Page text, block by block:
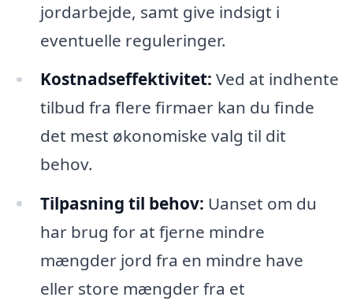
jordarbejde, samt give indsigt i
eventuelle reguleringer.
Kostnadseffektivitet: Ved at indhente
tilbud fra flere firmaer kan du finde
det mest økonomiske valg til dit
behov.
Tilpasning til behov: Uanset om du
har brug for at fjerne mindre
mængder jord fra en mindre have
eller store mængder fra et